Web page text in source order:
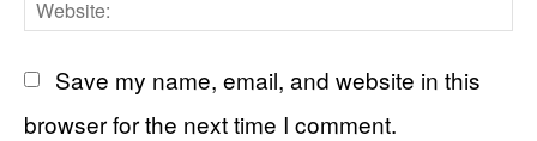
Save my name, email, and website in this
browser for the next time I comment.